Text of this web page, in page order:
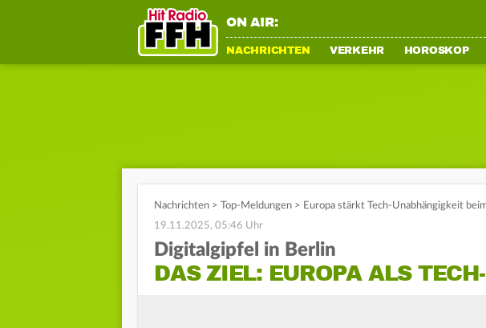
ON AIR:
NACHRICHTEN VERKEHR HOROSKOP
Nachrichten > Top-Meldungen > Europa stärkt Tech-Unabhängigkeit
19.11.2025, 05:46 Uhr
Digitalgipfel in Berlin
DAS ZIEL: EUROPA ALS